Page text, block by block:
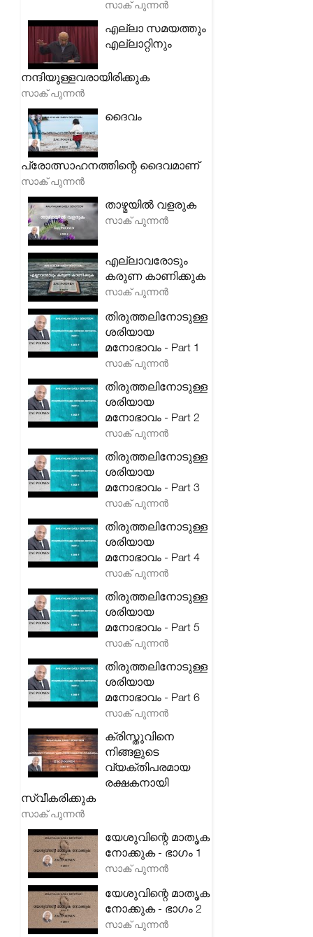
സാക് പുന്നൻ
എല്ലാ സമയത്തും
എല്ലാറ്റിനും
നന്ദിയുള്ളവരായിരിക്കുക
സാക് പുന്നൻ
ദൈവം
പ്രോത്സാഹനത്തിന്റെ ദൈവമാണ്
സാക് പുന്നൻ
താഴ്മയിൽ വളരുക
സാക് പുന്നൻ
എല്ലാവരോടും
കരുണ കാണിക്കുക
സാക് പുന്നൻ
തിരുത്തലിനോടുള്ള
ശരിയായ
മനോഭാവം - Part 1
സാക് പുന്നൻ
തിരുത്തലിനോടുള്ള
ശരിയായ
മനോഭാവം - Part 2
സാക് പുന്നൻ
തിരുത്തലിനോടുള്ള
ശരിയായ
മനോഭാവം - Part 3
സാക് പുന്നൻ
തിരുത്തലിനോടുള്ള
ശരിയായ
മനോഭാവം - Part 4
സാക് പുന്നൻ
തിരുത്തലിനോടുള്ള
ശരിയായ
മനോഭാവം - Part 5
സാക് പുന്നൻ
തിരുത്തലിനോടുള്ള
ശരിയായ
മനോഭാവം - Part 6
സാക് പുന്നൻ
ക്രിസ്തുവിനെ
നിങ്ങളുടെ
വ്യക്തിപരമായ
രക്ഷകനായി
സ്വീകരിക്കുക
സാക് പുന്നൻ
യേശുവിന്റെ മാതൃക
നോക്കുക - ഭാഗം 1
സാക് പുന്നൻ
യേശുവിന്റെ മാതൃക
നോക്കുക - ഭാഗം 2
സാക് പുന്നൻ